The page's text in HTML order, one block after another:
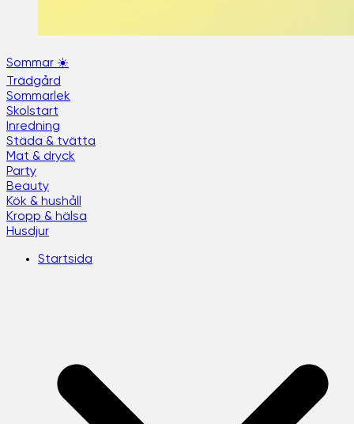
Sommar ☀️
Trädgård
Sommarlek
Skolstart
Inredning
Städa & tvätta
Mat & dryck
Party
Beauty
Kök & hushåll
Kropp & hälsa
Husdjur
Startsida